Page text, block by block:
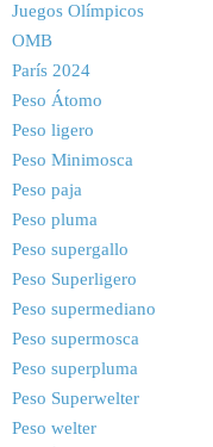
Juegos Olímpicos
OMB
París 2024
Peso Átomo
Peso ligero
Peso Minimosca
Peso paja
Peso pluma
Peso supergallo
Peso Superligero
Peso supermediano
Peso supermosca
Peso superpluma
Peso Superwelter
Peso welter